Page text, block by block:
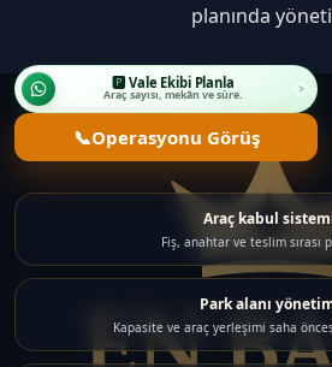
planında
🅿️ Vale Ekibi Planla
Araç sayısı, mekân ve süre.
📞Operasyonu Görüş
Araç kabul
Fiş, anahtar ve teslim sırası
Park alanı
Kapasite ve araç yerleşimi saha